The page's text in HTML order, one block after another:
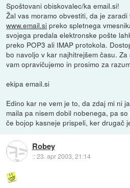
Spoštovani obiskovalec/ka email.si!
Žal vas moramo obvestiti, da je
www.email.si preko spletnega
svojega predala elektronske pošte
preko POP3 ali IMAP protokola.
bo navoljo v kar najhitrejšem času.
vam opravičujemo in prosimo za
ekipa email.si
Edino kar ne vem je to, da zdaj mi ni
maila pa nisem dobil nobenega, pa
če bojop kasneje prispeli, ker drugač
Robey
::23. apr 2003, 21:14